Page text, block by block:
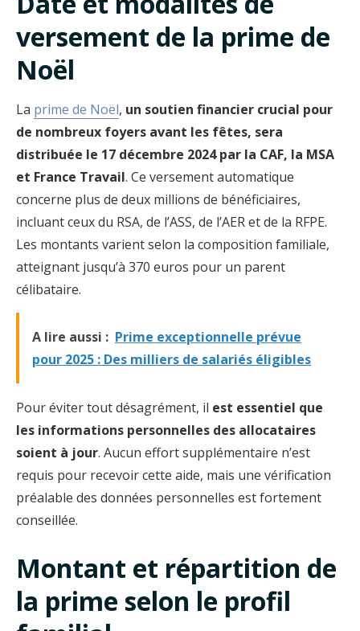
versement de la prime de
Noël
La prime de Noël, un soutien financier crucial pour
de nombreux foyers avant les fêtes, sera
distribuée le 17 décembre 2024 par la CAF, la MSA
et France Travail. Ce versement automatique
concerne plus de deux millions de bénéficiaires,
incluant ceux du RSA, de l’ASS, de l’AER et de la RFPE.
Les montants varient selon la composition familiale,
atteignant jusqu’à 370 euros pour un parent
célibataire.
A lire aussi : Prime exceptionnelle prévue
pour 2025 : Des milliers de salariés éligibles
Pour éviter tout désagrément, il est essentiel que
les informations personnelles des allocataires
soient à jour. Aucun effort supplémentaire n’est
requis pour recevoir cette aide, mais une vérification
préalable des données personnelles est fortement
conseillée.
Montant et répartition de
la prime selon le profil